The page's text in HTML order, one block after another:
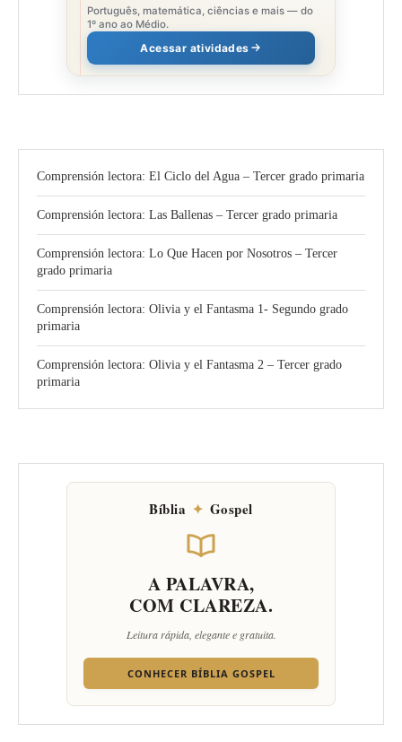
Português, matemática, ciências e mais — do
1º ano ao Médio.
Acessar atividades
Comprensión lectora: El Ciclo del Agua – Tercer grado primaria
Comprensión lectora: Las Ballenas – Tercer grado primaria
Comprensión lectora: Lo Que Hacen por Nosotros – Tercer
grado primaria
Comprensión lectora: Olivia y el Fantasma 1- Segundo grado
primaria
Comprensión lectora: Olivia y el Fantasma 2 – Tercer grado
primaria
Bíblia ✦ Gospel
A PALAVRA,
COM CLAREZA.
Leitura rápida, elegante e gratuita.
CONHECER BÍBLIA GOSPEL